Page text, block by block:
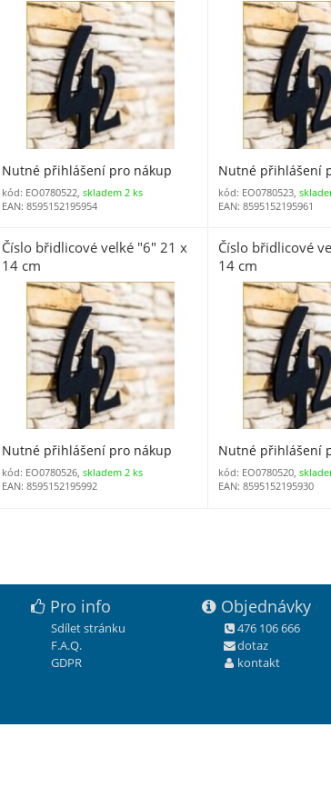
Nutné přihlášení pro nákup
kód: EO0780522,skladem 2 ks
EAN: 8595152195954
Nutné přihlášení
kód: EO0780523,
EAN: 8595152195961
Číslo břidlicové velké "6" 21 x
14 cm
Nutné přihlášení pro nákup
kód: EO0780526,skladem 2 ks
EAN: 8595152195992
Číslo břidlicové
14 cm
Nutné přihlášení
kód: EO0780520,
EAN: 8595152195930
Pro info
Sdílet stránku
F.A.Q.
GDPR
Objednávky
476 106 666
dotaz
kontakt